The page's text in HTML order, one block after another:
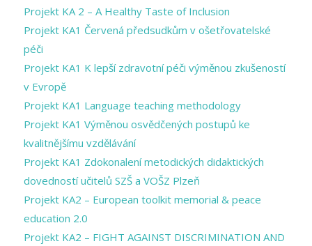
Projekt KA 2 – A Healthy Taste of Inclusion
Projekt KA1 Červená předsudkům v ošetřovatelské
péči
Projekt KA1 K lepší zdravotní péči výměnou zkušeností
v Evropě
Projekt KA1 Language teaching methodology
Projekt KA1 Výměnou osvědčených postupů ke
kvalitnějšímu vzdělávání
Projekt KA1 Zdokonalení metodických didaktických
dovedností učitelů SZŠ a VOŠZ Plzeň
Projekt KA2 – European toolkit memorial & peace
education 2.0
Projekt KA2 – FIGHT AGAINST DISCRIMINATION AND